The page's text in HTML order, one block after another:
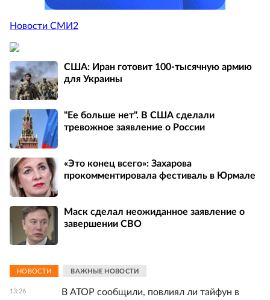
Новости СМИ2
США: Иран готовит 100-тысячную армию
для Украины
"Ее больше нет". В США сделали
тревожное заявление о России
«Это конец всего»: Захарова
прокомментировала фестиваль в Юрмале
Маск сделал неожиданное заявление о
завершении СВО
НОВОСТИ ВАЖНЫЕ НОВОСТИ
13:26
В АТОР сообщили, повлиял ли тайфун в